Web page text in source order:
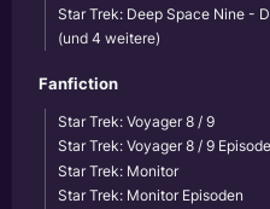
Star Trek: Deep Space Nine -
(und 4 weitere)
Fanfiction
Star Trek: Voyager 8 / 9
Star Trek: Voyager 8 / 9
Star Trek: Monitor
Star Trek: Monitor Episoden